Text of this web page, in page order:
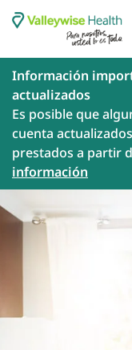
Información
actualizados
Es posible que
cuenta
prestados a partir
información